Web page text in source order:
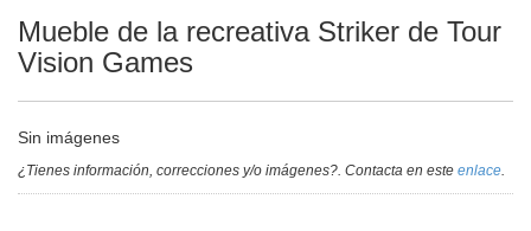
Mueble de la recreativa Striker de Tour
Vision Games
Sin imágenes
¿Tienes información, correcciones y/o imágenes?. Contacta en este enlace.